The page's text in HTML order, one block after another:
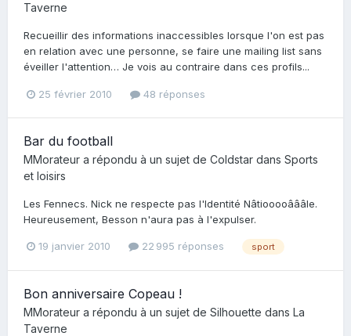
Taverne
Recueillir des informations inaccessibles lorsque l'on est pas
en relation avec une personne, se faire une mailing list sans
éveiller l'attention… Je vois au contraire dans ces profils...
25 février 2010 48 réponses
Bar du football
MMorateur a répondu à un sujet de Coldstar dans Sports
et loisirs
Les Fennecs. Nick ne respecte pas l'Identité Nâtiooooâââle.
Heureusement, Besson n'aura pas à l'expulser.
19 janvier 2010 22 995 réponses sport
Bon anniversaire Copeau !
MMorateur a répondu à un sujet de Silhouette dans La
Taverne